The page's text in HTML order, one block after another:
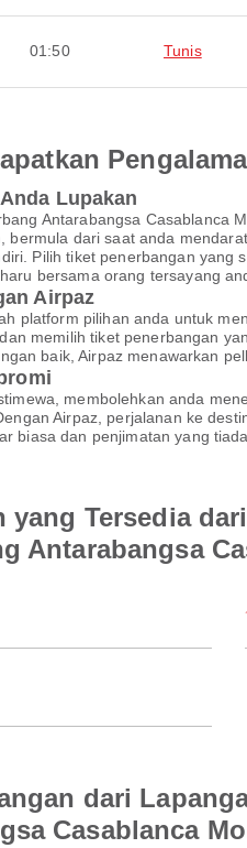
01:50 Tunis
Lupakan
Antarabangsa
dari saat anda
Pilih tiket penerbangan
bersama orang tersayang
Airpaz
platform pilihan anda untuk
memilih tiket penerbangan
baik, Airpaz menawarkan
membolehkan anda
Airpaz, perjalanan ke
biasa dan penjimatan yang
yang Tersedia
Antarabangsa
dari
Casablanca